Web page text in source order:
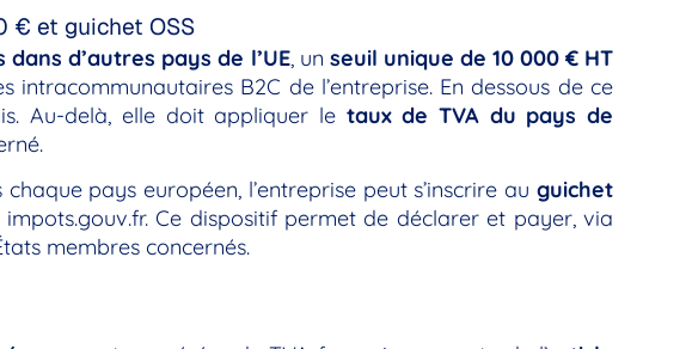
€ et guichet OSS
d’autres pays de l’UE, un seuil unique de 10 000 € HT
intracommunautaires B2C de l’entreprise. En dessous de ce
Au-delà, elle doit appliquer le taux de TVA du pays de
pays européen, l’entreprise peut s’inscrire au guichet
Ce dispositif permet de déclarer et payer, via
membres concernés.